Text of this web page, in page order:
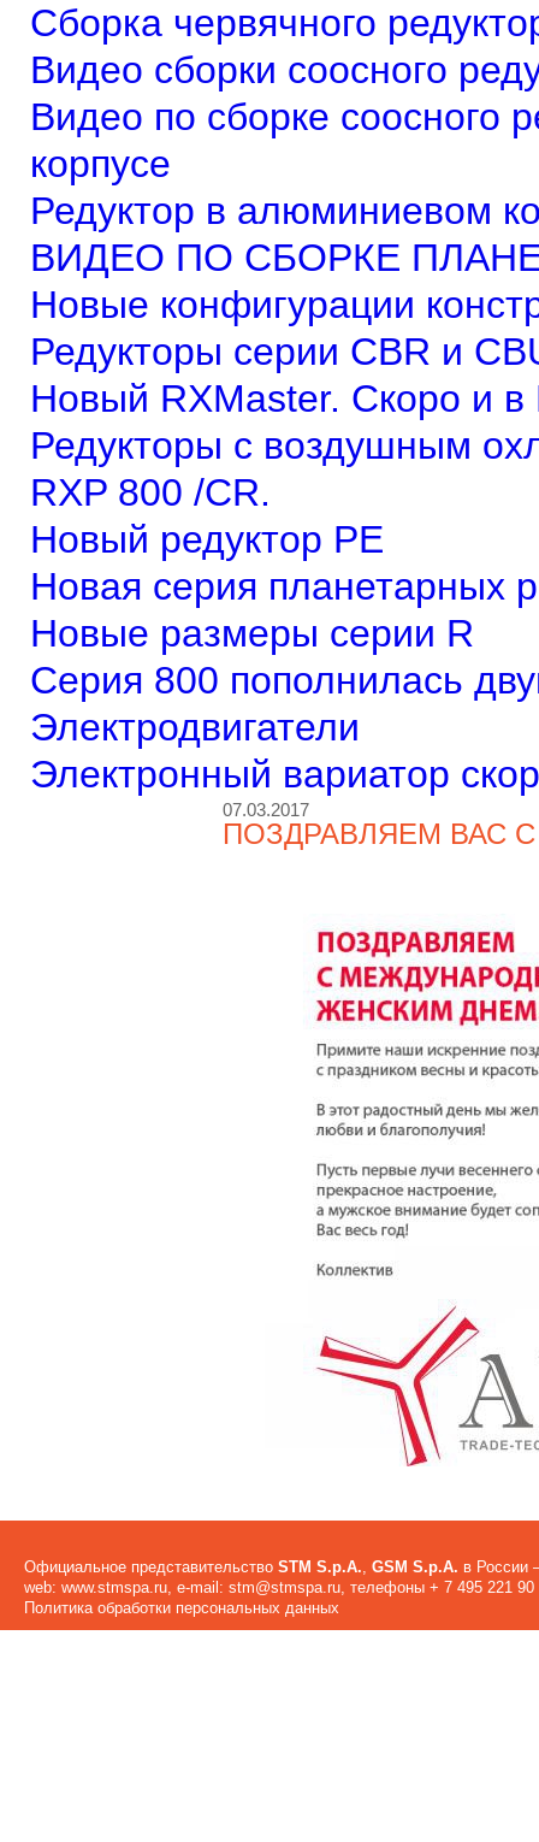
Сборка червячного
Видео сборки соосного
Видео по сборке соосного
корпусе
Редуктор в алюминиевом
ВИДЕО ПО СБОРКЕ
Новые конфигурации
Редукторы серии CBR и
Новый RXMaster. Скоро и
Редукторы с воздушным
RXP 800 /CR.
Новый редуктор PE
Новая серия планетарных
Новые размеры серии R
Серия 800 пополнилась
Электродвигатели
Электронный вариатор
07.03.2017
ПОЗДРАВЛЯЕМ ВАС
Официальное представительство STM S.p.A., GSM S.p.A. в России
web: www.stmspa.ru, e-mail: stm@stmspa.ru, телефоны + 7 495 221 90
Политика обработки персональных данных